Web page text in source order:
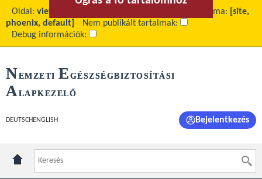
Oldal: view Téma:
[site,
phoenix, default]
Nem publikált tartalmak:
Debug információk:
NEMZETI E GÉSZSÉGBIZTOSÍTÁSI
ALAPKEZELŐ
DEUTSCH ENGLISH Bejelentkezés